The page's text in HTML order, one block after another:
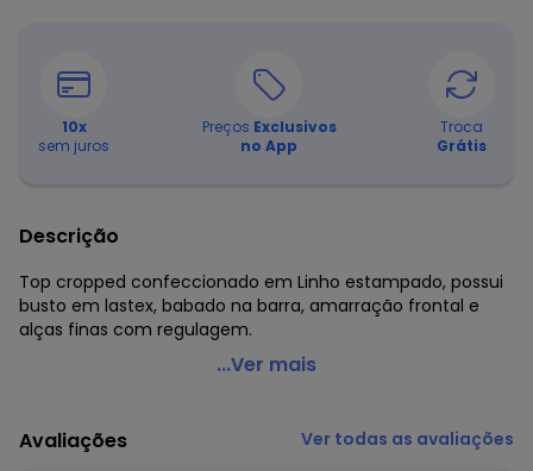
10x
sem juros
Preços Exclusivos
no App
Troca
Grátis
Descrição
Top cropped confeccionado em Linho estampado, possui
busto em lastex, babado na barra, amarração frontal e
alças finas com regulagem.
Forum - Top de Linho Estampado Verde
Modelo: Cropped
Modelo da manga: Alças
...Ver mais
Avaliações Ver todas as avaliações